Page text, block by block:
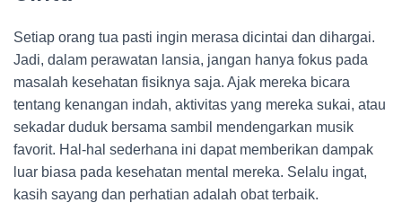
Setiap orang tua pasti ingin merasa dicintai dan dihargai.
Jadi, dalam perawatan lansia, jangan hanya fokus pada
masalah kesehatan fisiknya saja. Ajak mereka bicara
tentang kenangan indah, aktivitas yang mereka sukai, atau
sekadar duduk bersama sambil mendengarkan musik
favorit. Hal-hal sederhana ini dapat memberikan dampak
luar biasa pada kesehatan mental mereka. Selalu ingat,
kasih sayang dan perhatian adalah obat terbaik.